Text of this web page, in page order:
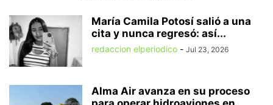
María Camila Potosí salió a una
cita y nunca regresó: así...
redaccion elperiodico - Jul 23, 2026
Alma Air avanza en su proceso